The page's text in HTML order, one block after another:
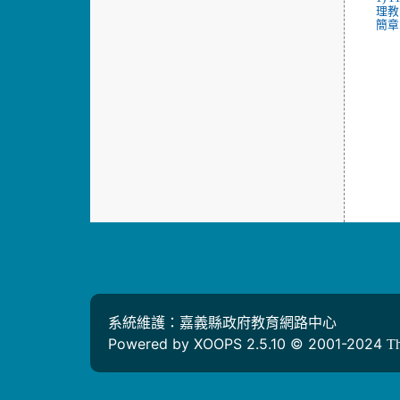
理
簡
系統維護：嘉義縣政府教育網路中心
Powered by XOOPS 2.5.10 © 2001-2024